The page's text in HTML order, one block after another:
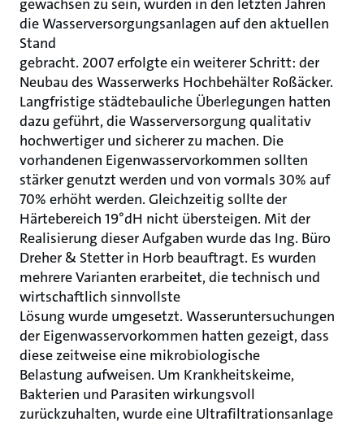
gewachsen zu sein, wurden in den letzten Jahren
die Wasserversorgungsanlagen auf den aktuellen
Stand
gebracht. 2007 erfolgte ein weiterer Schritt: der
Neubau des Wasserwerks Hochbehälter Roßäcker.
Langfristige städtebauliche Überlegungen hatten
dazu geführt, die Wasserversorgung qualitativ
hochwertiger und sicherer zu machen. Die
vorhandenen Eigenwasservorkommen sollten
stärker genutzt werden und von vormals 30% auf
70% erhöht werden. Gleichzeitig sollte der
Härtebereich 19°dH nicht übersteigen. Mit der
Realisierung dieser Aufgaben wurde das Ing. Büro
Dreher & Stetter in Horb beauftragt. Es wurden
mehrere Varianten erarbeitet, die technisch und
wirtschaftlich sinnvollste
Lösung wurde umgesetzt. Wasseruntersuchungen
der Eigenwasservorkommen hatten gezeigt, dass
diese zeitweise eine mikrobiologische
Belastung aufweisen. Um Krankheitskeime,
Bakterien und Parasiten wirkungsvoll
zurückzuhalten, wurde eine Ultrafiltrationsanlage